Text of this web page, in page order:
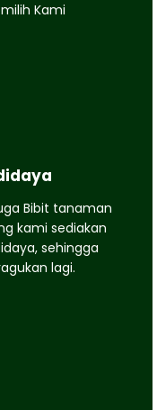
Kami
Bibit tanaman
kami sediakan
sehingga
lagi.